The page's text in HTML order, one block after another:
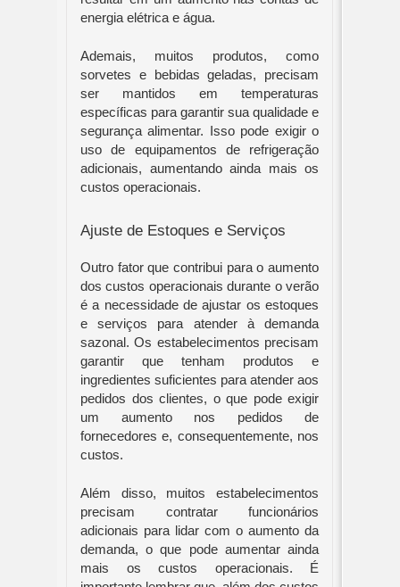
energia elétrica e água.
Ademais, muitos produtos, como
sorvetes e bebidas geladas, precisam
ser mantidos em temperaturas
específicas para garantir sua qualidade e
segurança alimentar. Isso pode exigir o
uso de equipamentos de refrigeração
adicionais, aumentando ainda mais os
custos operacionais.
Ajuste de Estoques e Serviços
Outro fator que contribui para o aumento
dos custos operacionais durante o verão
é a necessidade de ajustar os estoques
e serviços para atender à demanda
sazonal. Os estabelecimentos precisam
garantir que tenham produtos e
ingredientes suficientes para atender aos
pedidos dos clientes, o que pode exigir
um aumento nos pedidos de
fornecedores e, consequentemente, nos
custos.
Além disso, muitos estabelecimentos
precisam contratar funcionários
adicionais para lidar com o aumento da
demanda, o que pode aumentar ainda
mais os custos operacionais. É